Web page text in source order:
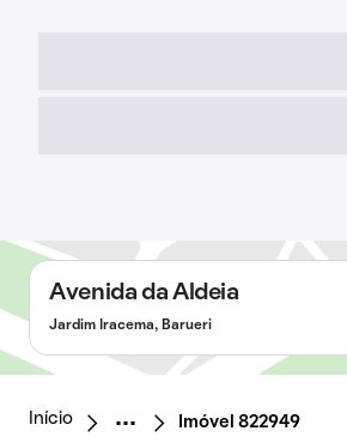
Avenida da Aldeia
Jardim Iracema, Barueri
Início Imóvel 822949